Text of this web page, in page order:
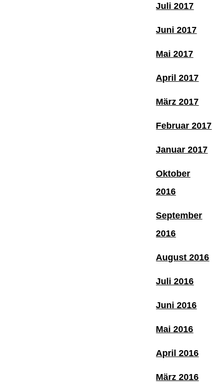
Juli 2017
Juni 2017
Mai 2017
April 2017
März 2017
Februar 2017
Januar 2017
Oktober
2016
September
2016
August 2016
Juli 2016
Juni 2016
Mai 2016
April 2016
März 2016